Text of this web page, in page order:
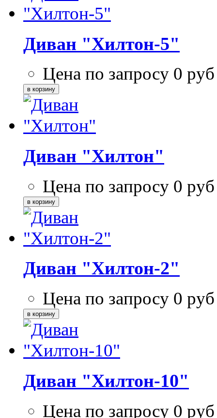
Диван "Хилтон-5"
Цена по запросу 0 руб
Диван "Хилтон"
Цена по запросу 0 руб
Диван "Хилтон-2"
Цена по запросу 0 руб
Диван "Хилтон-10"
Цена по запросу 0 руб